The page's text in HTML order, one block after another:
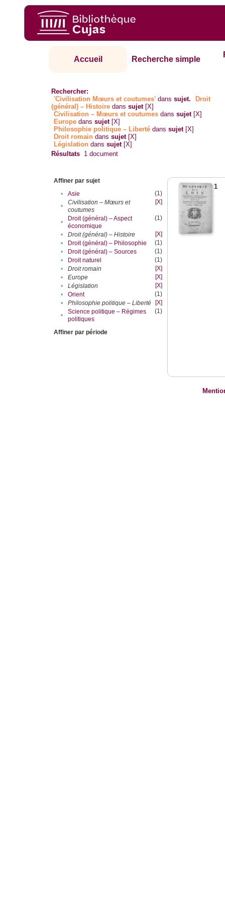
Accueil Recherche simple
Rechercher:
'Civilisation Mœurs et coutumes' danssujet.
Droit
(général) – Histoire danssujet [X]
Civilisation – Mœurs et coutumes danssujet [X]
Europe danssujet [X]
Philosophie politique – Liberté danssujet [X]
Droit romain danssujet [X]
Législation danssujet [X]
Résultats 1 document
Affiner par sujet
•
Asie
(1)
•
Civilisation – Mœurs et
coutumes
[X]
•
Droit (général) – Aspect
économique
(1)
• Droit (général) – Histoire
[X]
•
Droit (général) – Philosophie
(1)
•
Droit (général) – Sources
(1)
•
Droit naturel
(1)
•
Droit romain
[X]
•
Europe
[X]
•
Législation
[X]
•
Orient
(1)
•
Philosophie politique – Liberté
[X]
•
Science politique – Régimes
politiques
(1)
Affiner par période
1